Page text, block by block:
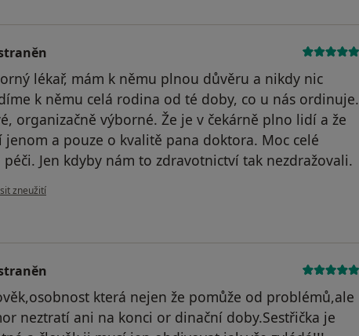
lékař, mám k němu plnou důvěru a nikdy nic
k němu celá rodina od té doby, co u nás ordinuje.
organizačně výborné. Že je v čekárně plno lidí a že
jenom a pouze o kvalitě pana doktora. Moc celé
Jen kdyby nám to zdravotnictví tak nezdražovali.
uživatele Váš účet byl odstraněn
zneužití
která nejen že pomůže od problémů,ale
neztratí ani na konci or dinační doby.Sestřička je